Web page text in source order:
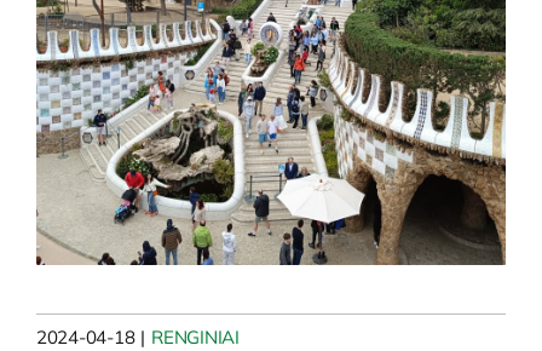
2024-04-18 | RENGINIAI